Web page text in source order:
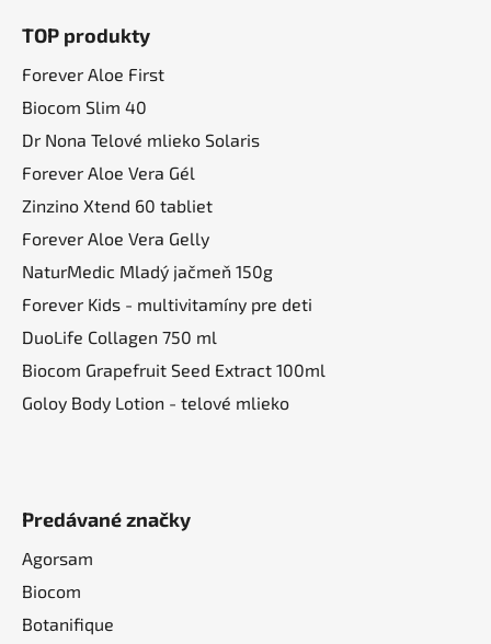
e
p
v
ý
p
s
u
TOP produkty
Forever Aloe First
Biocom Slim 40
Dr Nona Telové mlieko Solaris
Forever Aloe Vera Gél
Zinzino Xtend 60 tabliet
Forever Aloe Vera Gelly
NaturMedic Mladý jačmeň 150g
Forever Kids - multivitamíny pre deti
DuoLife Collagen 750 ml
Biocom Grapefruit Seed Extract 100ml
Goloy Body Lotion - telové mlieko
Predávané značky
Agorsam
Biocom
Botanifique